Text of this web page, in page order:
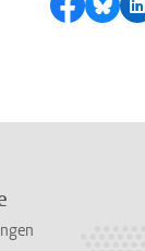
Delen